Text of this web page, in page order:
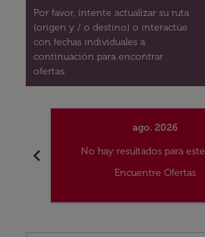
Por favor, intente actualizar su ruta
(origen y / o destino) o interactúe
con fechas individuales a
continuación para encontrar
ofertas.
chevron_left
ago. 2026
No hay resultados para
Encuentre Ofertas